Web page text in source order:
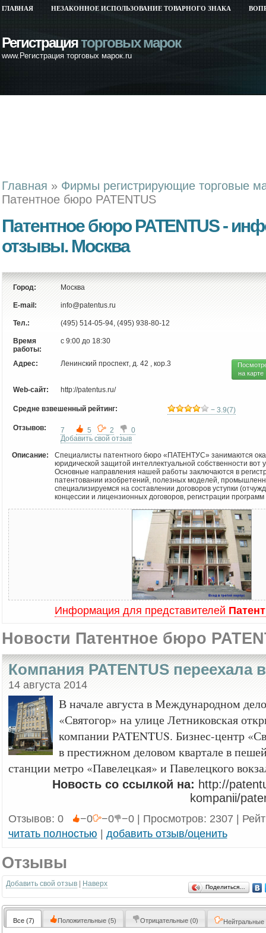
ГЛАВНАЯ НЕЗАКОННОЕ ИСПОЛЬЗОВАНИЕ ТОВАРНОГО ЗНАКА
Регистрацияторговых марок
www.Регистрация торговых марок.ru
Главная » Фирмы регистрирующие торговые
Патентное бюро PATENTUS
Патентное бюро PATENTUS -
отзывы. Москва
Город: Москва
E-mail: info@patentus.ru
Тел.: (495) 514-05-94, (495) 938-80-12
Время
работы:
с 9:00 до 18:30
Адрес: Ленинский проспект, д. 42 , кор.3
на карте
Web-сайт: http://patentus.ru/
Средне взвешенный рейтинг: − 3.9(7)
Отзывов: 7 5 2
0
Добавить свой отзыв
Описание:
Специалисты патентного бюро «ПАТЕНТУС» занимаются
юридической защитой интеллектуальной собственности вот
Основные направления нашей работы заключаются в
патентовании изобретений, полезных моделей,
специализируемся на составлении договоров уступки
концессии и лицензионных договоров, регистрации
Информация для представителей
Новости Патентное бюро
Компания PATENTUS
14 августа 2014
В начале августа в Международном
«Святогор» на улице Летниковская
компании PATENTUS. Бизнес-центр
в престижном деловом квартале в
станции метро «Павелецкая» и Павелецкого
Новость со ссылкой на: http://
kompanii/
Отзывов: 0 −0 −0
−0 | Просмотров: 2307 |
читать полностью
добавить отзыв/оценить
Отзывы
Добавить свой отзыв| Наверх Поделиться…
Все (7) Положительные (5) Отрицательные (0) Нейтральные